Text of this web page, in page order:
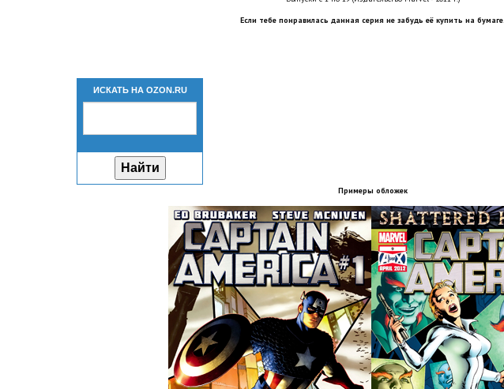
Если тебе понравилась данная серия не забудь её купить на бумаге.
ИСКАТЬ НА OZON.RU
Примеры обложек